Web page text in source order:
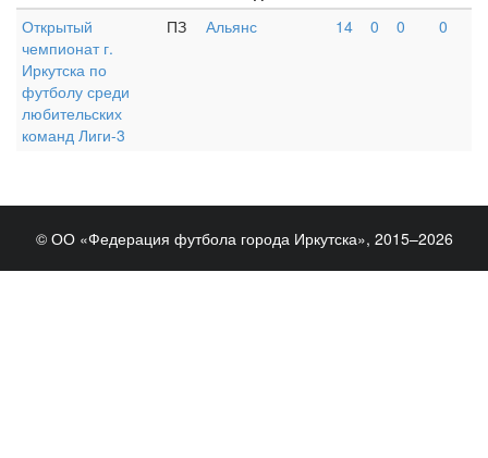
Открытый
чемпионат г.
Иркутска по
футболу среди
любительских
команд Лиги-3
ПЗ Альянс 14 0 0 0
© ОО «Федерация футбола города Иркутска», 2015–2026